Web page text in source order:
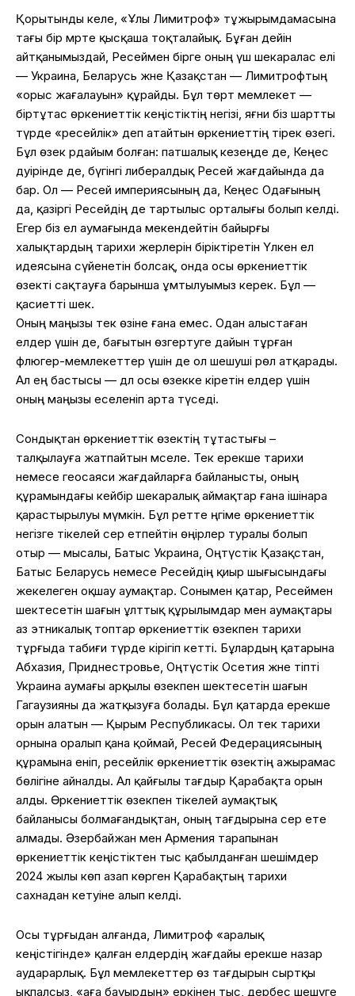
Қорытынды келе, «Ұлы Лимитроф» тұжырымдамасына
тағы бір мәрте қысқаша тоқталайық. Бұған дейін
айтқанымыздай, Ресеймен бірге оның үш шекаралас елі
— Украина, Беларусь және Қазақстан — Лимитрофтың
«орыс жағалауын» құрайды. Бұл төрт мемлекет —
біртұтас өркениеттік кеңістіктің негізі, яғни біз шартты
түрде «ресейлік» деп атайтын өркениеттің тірек өзегі.
Бұл өзек әрдайым болған: патшалық кезеңде де, Кеңес
дәуірінде де, бүгінгі либералдық Ресей жағдайында да
бар. Ол — Ресей империясының да, Кеңес Одағының
да, қазіргі Ресейдің де тартылыс орталығы болып келді.
Егер біз ел аумағында мекендейтін байырғы
халықтардың тарихи жерлерін біріктіретін Үлкен ел
идеясына сүйенетін болсақ, онда осы өркениеттік
өзекті сақтауға барынша ұмтылуымыз керек. Бұл —
қасиетті шек.
Оның маңызы тек өзіне ғана емес. Одан алыстаған
елдер үшін де, бағытын өзгертуге дайын тұрған
флюгер-мемлекеттер үшін де ол шешуші рөл атқарады.
Ал ең бастысы — дәл осы өзекке кіретін елдер үшін
оның маңызы еселеніп арта түседі.
Сондықтан өркениеттік өзектің тұтастығы –
талқылауға жатпайтын мәселе. Тек ерекше тарихи
немесе геосаяси жағдайларға байланысты, оның
құрамындағы кейбір шекаралық аймақтар ғана ішінара
қарастырылуы мүмкін. Бұл ретте әңгіме өркениеттік
негізге тікелей әсер етпейтін өңірлер туралы болып
отыр — мысалы, Батыс Украина, Оңтүстік Қазақстан,
Батыс Беларусь немесе Ресейдің қиыр шығысындағы
жекелеген оқшау аумақтар. Сонымен қатар, Ресеймен
шектесетін шағын ұлттық құрылымдар мен аумақтары
аз этникалық топтар өркениеттік өзекпен тарихи
тұрғыда табиғи түрде кірігіп кетті. Бұлардың қатарына
Абхазия, Приднестровье, Оңтүстік Осетия және тіпті
Украина аумағы арқылы өзекпен шектесетін шағын
Гагаузияны да жатқызуға болады. Бұл қатарда ерекше
орын алатын — Қырым Республикасы. Ол тек тарихи
орнына оралып қана қоймай, Ресей Федерациясының
құрамына еніп, ресейлік өркениеттік өзектің ажырамас
бөлігіне айналды. Ал қайғылы тағдыр Қарабақта орын
алды. Өркениеттік өзекпен тікелей аумақтық
байланысы болмағандықтан, оның тағдырына әсер ете
алмады. Әзербайжан мен Армения тарапынан
өркениеттік кеңістіктен тыс қабылданған шешімдер
2024 жылы көп азап көрген Қарабақтың тарихи
сахнадан кетуіне алып келді.
Осы тұрғыдан алғанда, Лимитроф «аралық
кеңістігінде» қалған елдердің жағдайы ерекше назар
аударарлық. Бұл мемлекеттер өз тағдырын сыртқы
ықпалсыз, «аға бауырдың» еркінен тыс, дербес шешуге